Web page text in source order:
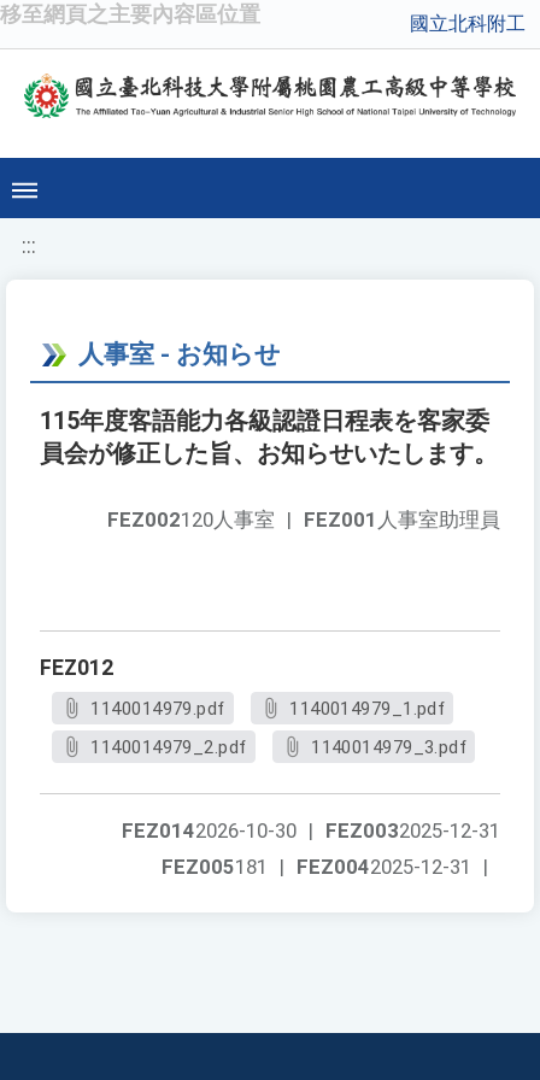
移至網頁之主要內容區位置 國立北科附工
:::
人事室 - お知らせ
115年度客語能力各級認證日程表を客家委
員会が修正した旨、お知らせいたします。
FEZ001 人事室助理員
FEZ002120人事室 |
FEZ012
1140014979.pdf
1140014979_1.pdf
1140014979_2.pdf
1140014979_3.pdf
FEZ0032025-12-31
FEZ0142026-10-30 |
FEZ0042025-12-31 |
FEZ005181 |